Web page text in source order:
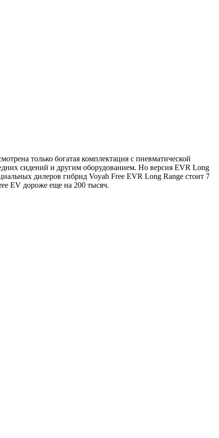
только богатая комплектация с пневматической
сидений и другим оборудованием. Но версия EVR Long
дилеров гибрид Voyah Free EVR Long Range стоит 7
EV дороже еще на 200 тысяч.